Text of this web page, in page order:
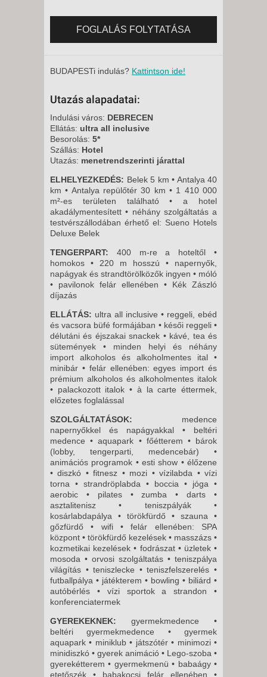
FOGLALÁS FOLYTATÁSA
BUDAPESTi indulás? Kattintson ide!
Utazás alapadatai:
Indulási város: DEBRECEN
Ellátás: ultra all inclusive
Besorolás: 5*
Szállás: Hotel
Utazás: menetrendszerinti járattal
ELHELYEZKEDÉS: Belek 5 km • Antalya 40
km • Antalya repülőtér 30 km • 1 410 000
m²-es területen található • a hotel
akadálymentesített • néhány szolgáltatás a
testvérszállodában érhető el: Sueno Hotels
Deluxe Belek
TENGERPART: 400 m-re a hoteltől •
homokos • 220 m hosszú • napernyők,
napágyak és strandtörölközők ingyen • móló
• pavilonok felár ellenében • Kék Zászló
díjazás
ELLÁTÁS: ultra all inclusive • reggeli, ebéd
és vacsora büfé formájában • késői reggeli •
délutáni és éjszakai snackek • kávé, tea és
sütemények • minden helyi és néhány
import alkoholos és alkoholmentes ital •
minibár • felár ellenében: egyes import és
prémium alkoholos és alkoholmentes italok
• palackozott italok • à la carte éttermek,
előzetes foglalással
SZOLGÁLTATÁSOK: medence
napernyőkkel és napágyakkal • beltéri
medence • aquapark • főétterem • bárok
(lobby, tengerparti, medencebár) •
animációs programok • esti show • élőzene
• diszkó • fitnesz • mozi • vízilabda • vízi
torna • strandröplabda • boccia • jóga •
aerobic • pilates • zumba • darts •
asztalitenisz • teniszpályák •
kosárlabdapálya • törökfürdő • szauna •
gőzfürdő • wifi • felár ellenében: SPA
központ • törökfürdő kezelések • masszázs •
kozmetikai kezelések • fodrászat • üzletek •
mosoda • orvosi szolgáltatás • teniszpálya
világítás • teniszlecke • teniszfelszerelés •
futballpálya • játékterem • bowling • biliárd •
autóbérlés • vízi sportok a strandon •
konferenciatermek
GYEREKEKNEK: gyermekmedence •
beltéri gyermekmedence • gyermek
aquapark • miniklub • játszótér • minimozi •
minidiszkó • gyerek animáció • Lego-szoba •
gyerekétterem • gyermekmenü • babaágy •
etetőszék • babakocsi felár ellenében •